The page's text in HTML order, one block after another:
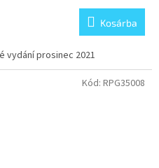
Kosárba
vydání prosinec 2021
Kód: RPG35008